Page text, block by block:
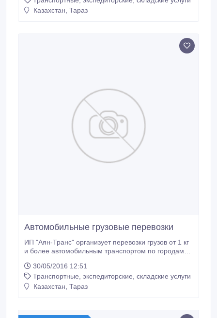
Казахстан, Тараз
Автомобильные грузовые перевозки
ИП "Аян-Транс" организует перевозки грузов от 1 кг
и более автомобильным транспортом по городам
30/05/2016 12:51
Транспортные, экспедиторские, складские услуги
Казахстан, Тараз